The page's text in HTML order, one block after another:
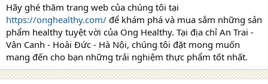
Hãy ghé thăm trang web của chúng tôi tại
https://onghealthy.com/ để khám phá và mua sắm những sản
phẩm healthy tuyệt vời của Ong Healthy. Tại địa chỉ An Trai -
Vân Canh - Hoài Đức - Hà Nội, chúng tôi đặt mong muốn
mang đến cho bạn những trải nghiệm thực phẩm tốt nhất.